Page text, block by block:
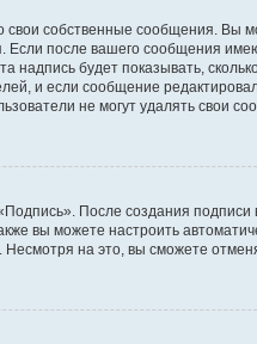
собственные сообщения. Вы
после вашего сообщения
будет показывать,
и если сообщение
не могут удалять свои
После создания
вы можете настроить
на это, вы сможете